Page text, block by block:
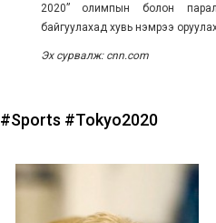
2020” олимпын болон
байгуулахад хувь нэмрээ
Эх сурвалж: cnn.com
#Sports #Tokyo2020